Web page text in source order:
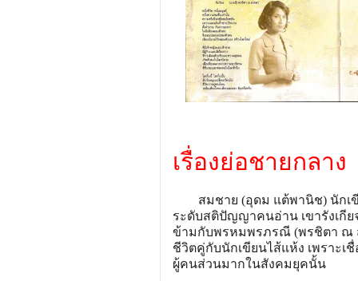
เรื่องย่อชายกลาง
สมชาย (อุดม แต้พานิช) นักเขีย
ระดับสติปัญญาคนอ่าน เขารังเกี
ข้ามกับพรหมพรภรณี (พรชิตา ณ
ชีวิตคู่กับนักเขียนไส้แห้ง เพราะ
ผู้คนส่วนมากในสังคมยุคนั้น